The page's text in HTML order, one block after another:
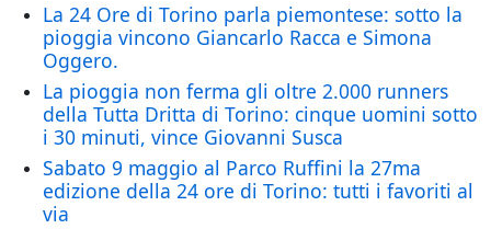
La 24 Ore di Torino parla piemontese: sotto la
pioggia vincono Giancarlo Racca e Simona
Oggero.
La pioggia non ferma gli oltre 2.000 runners
della Tutta Dritta di Torino: cinque uomini sotto
i 30 minuti, vince Giovanni Susca
Sabato 9 maggio al Parco Ruffini la 27ma
edizione della 24 ore di Torino: tutti i favoriti al
via